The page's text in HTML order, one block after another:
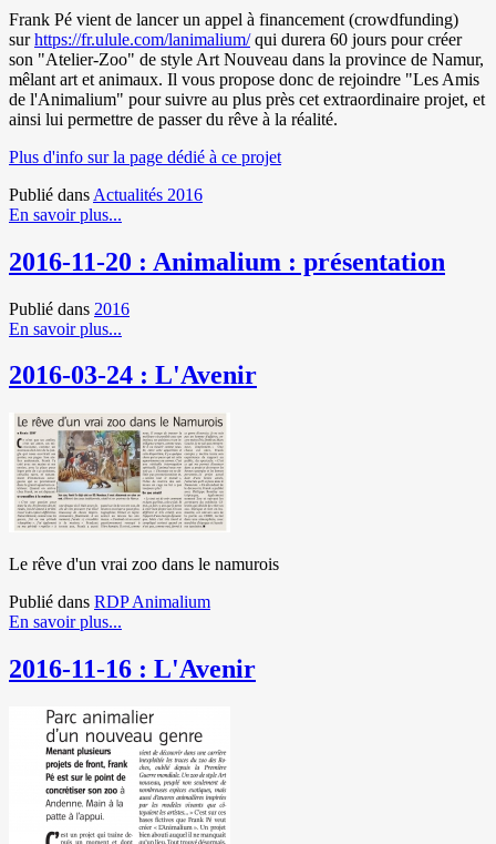
Frank Pé vient de lancer un appel à financement (crowdfunding)
surhttps://fr.ulule.com/lanimalium/qui durera 60 jours pour créer
son "Atelier-Zoo" de style Art Nouveau dans la province de Namur,
mêlant art et animaux. Il vous propose donc de rejoindre "Les Amis
de l'Animalium" pour suivre au plus près cet extraordinaire projet, et
ainsi lui permettre de passer du rêve à la réalité.
Plus d'info sur la page dédié à ce projet
Publié dans Actualités 2016
En savoir plus...
2016-11-20 : Animalium : présentation
Publié dans 2016
En savoir plus...
2016-03-24 : L'Avenir
Le rêve d'un vrai zoo dans le namurois
Publié dans RDP Animalium
En savoir plus...
2016-11-16 : L'Avenir